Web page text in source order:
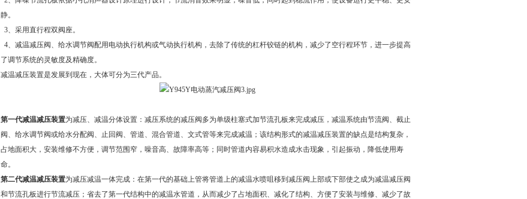
静。
3、采用直行程双阀座。
4、减温减压阀、给水调节阀配用电动执行机构或气动执行机构，去除了传统的杠杆铰链的机构，减少了空行程环节，进一步提高
了调节系统的灵敏度及精确度。
减温减压装置是发展到现在，大体可分为三代产品。
第一代减温减压装置为减压、减温分体设置：减压系统的减压阀多为单级柱塞式加节流孔板来完成减压，减温系统由节流阀、截止
阀、给水调节阀或给水分配阀、止回阀、管道、混合管道、文式管等来完成减温；该结构形式的减温减压装置的缺点是结构复杂，
占地面积大，安装维修不方便，调节范围窄，噪音高、故障率高等；同时管道内容易积水造成水击现象，引起振动，降低使用寿
命。
第二代减温减压装置为减压减温一体完成：在第一代的基础上管将管道上的减温水喷咀移到减压阀上部或下部使之成为减温减压阀
和节流孔板进行节流减压；省去了第一代结构中的减温水管道，从而减少了占地面积、减化了结构、方便了安装与维修、减少了故